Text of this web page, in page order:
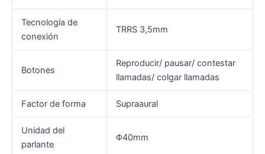
Tecnología de
conexión
TRRS 3,5mm
Botones
Reproducir/ pausar/ contestar
llamadas/ colgar llamadas
Factor de forma Supraaural
Unidad del
parlante
Φ40mm